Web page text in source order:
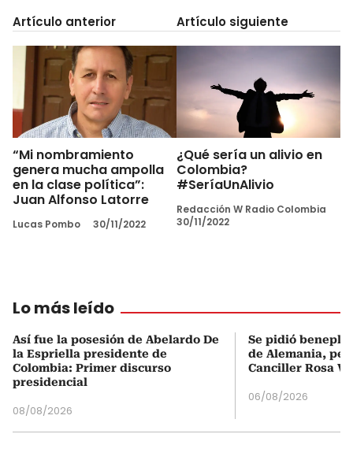
Artículo anterior
“Mi nombramiento
genera mucha ampolla
en la clase política”:
Juan Alfonso Latorre
Lucas Pombo 30/11/2022
Artículo siguiente
¿Qué sería un alivio en
Colombia?
#SeríaUnAlivio
Redacción W Radio Colombia
30/11/2022
Lo más leído
Así fue la posesión de Abelardo De
la Espriella presidente de
Colombia: Primer discurso
presidencial
08/08/2026
Se pidió
de Alemania,
Canciller Rosa
06/08/2026